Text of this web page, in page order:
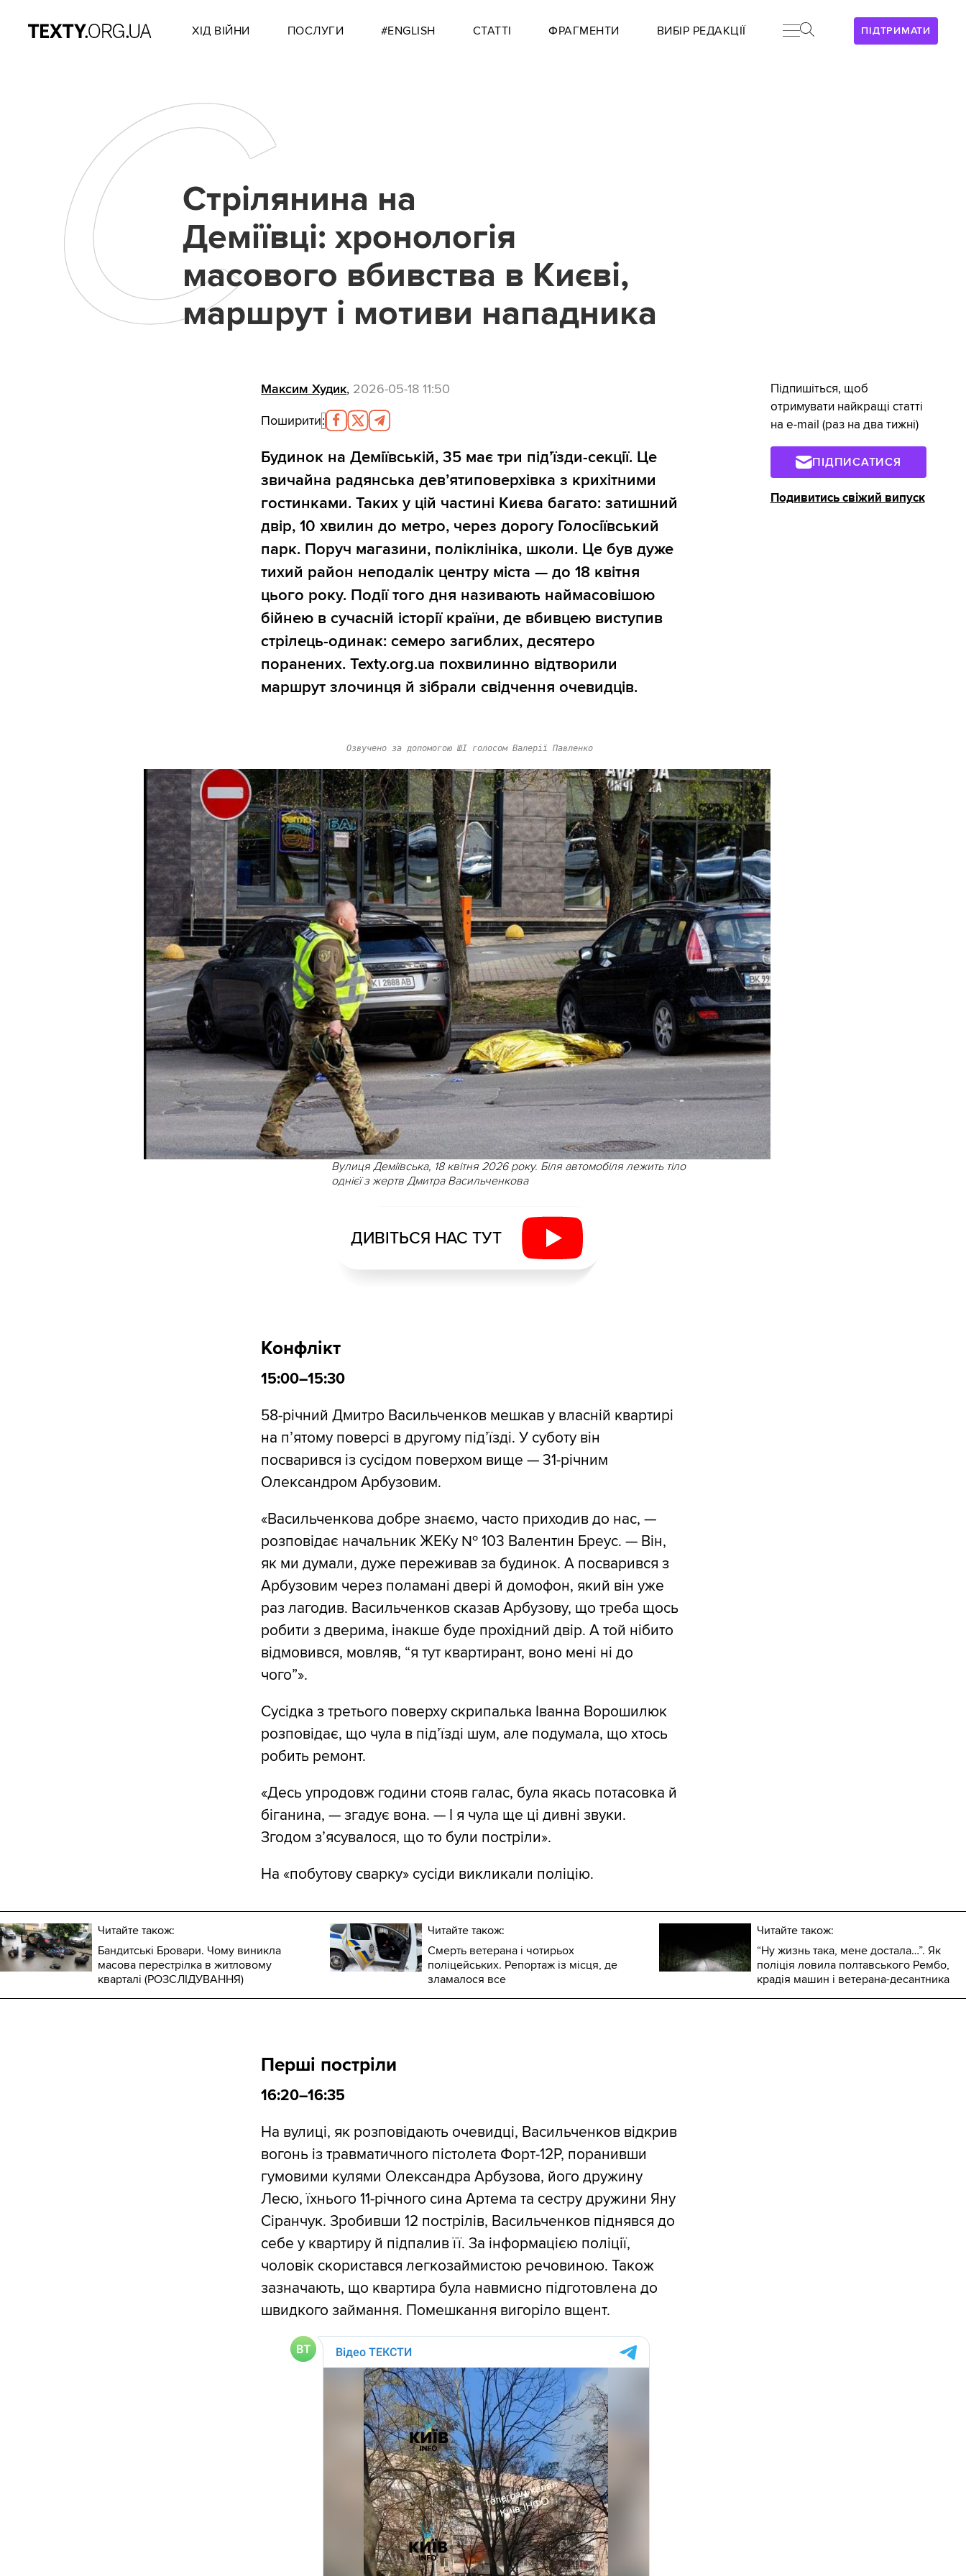
ПІДТРИМАТИ
ХІД ВІЙНИ ПОСЛУГИ #ENGLISH СТАТТІ ФРАГМЕНТИ ВИБІР РЕДАКЦІЇ
ССтрілянина на
Деміївці: хронологія
масового вбивства в Києві,
маршрут і мотиви нападника
Максим Худик, 2026-05-18 11:50
Поширити:
Будинок на Деміївській, 35 має три під’їзди-секції. Це
звичайна радянська дев’ятиповерхівка з крихітними
гостинками. Таких у цій частині Києва багато: затишний
двір, 10 хвилин до метро, через дорогу Голосіївський
парк. Поруч магазини, поліклініка, школи. Це був дуже
тихий район неподалік центру міста — до 18 квітня
цього року. Події того дня називають наймасовішою
бійнею в сучасній історії країни, де вбивцею виступив
стрілець-одинак: семеро загиблих, десятеро
поранених. Texty.org.ua похвилинно відтворили
маршрут злочинця й зібрали свідчення очевидців.
Озвучено за допомогою ШІ голосом Валерії Павленко
Вулиця Деміївська, 18 квітня 2026 року. Біля автомобіля лежить тіло
однієї з жертв Дмитра Васильченкова
ДИВІТЬСЯ НАС ТУТ
Конфлікт
15:00–15:30
58-річний Дмитро Васильченков мешкав у власній квартирі
на п’ятому поверсі в другому під’їзді. У суботу він
посварився із сусідом поверхом вище — 31-річним
Олександром Арбузовим.
«Васильченкова добре знаємо, часто приходив до нас, —
розповідає начальник ЖЕКу № 103 Валентин Бреус. — Він,
як ми думали, дуже переживав за будинок. А посварився з
Арбузовим через поламані двері й домофон, який він уже
раз лагодив. Васильченков сказав Арбузову, що треба щось
робити з дверима, інакше буде прохідний двір. А той нібито
відмовився, мовляв, “я тут квартирант, воно мені ні до
чого”».
Сусідка з третього поверху скрипалька Іванна Ворошилюк
розповідає, що чула в під’їзді шум, але подумала, що хтось
робить ремонт.
«Десь упродовж години стояв галас, була якась потасовка й
біганина, — згадує вона. — І я чула ще ці дивні звуки.
Згодом з’ясувалося, що то були постріли».
На «побутову сварку» сусіди викликали поліцію.
Читайте також:
Бандитські Бровари. Чому виникла
масова перестрілка в житловому
кварталі (РОЗСЛІДУВАННЯ)
Читайте також:
Смерть ветерана і чотирьох
поліцейських. Репортаж із місця, де
зламалося все
Читайте також:
“Ну жизнь така, мене достала…”. Як
поліція ловила полтавського Рембо,
крадія машин і ветерана-десантника
Перші постріли
16:20–16:35
На вулиці, як розповідають очевидці, Васильченков відкрив
вогонь із травматичного пістолета Форт-12Р, поранивши
гумовими кулями Олександра Арбузова, його дружину
Лесю, їхнього 11-річного сина Артема та сестру дружини Яну
Сіранчук. Зробивши 12 пострілів, Васильченков піднявся до
себе у квартиру й підпалив її. За інформацією поліції,
чоловік скористався легкозаймистою речовиною. Також
зазначають, що квартира була навмисно підготовлена до
швидкого займання. Помешкання вигоріло вщент.
Підпишіться, щоб
отримувати найкращі статті
на e-mail (раз на два тижні)
ПІДПИСАТИСЯ
Подивитись свіжий випуск